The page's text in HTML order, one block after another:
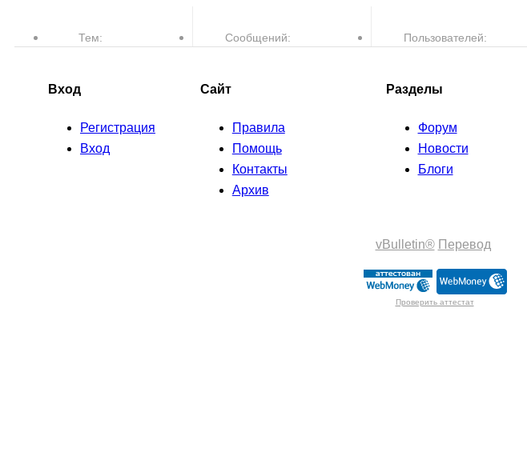
Тем: Сообщений: Пользователей:
Вход
Регистрация
Вход
Сайт
Правила
Помощь
Контакты
Архив
Разделы
Форум
Новости
Блоги
vBulletin® Перевод
Проверить аттестат